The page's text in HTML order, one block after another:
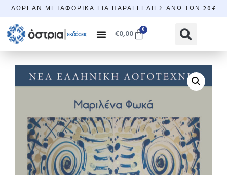
ΔΩΡΕΆΝ ΜΕΤΑΦΟΡΙΚΆ ΓΙΑ ΠΑΡΑΓΓΕΛΊΕΣ ΆΝΩ ΤΩΝ 20€
€0,00 0